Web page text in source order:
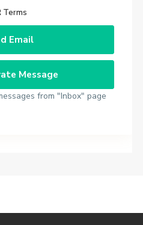
Terms
from "Inbox" page